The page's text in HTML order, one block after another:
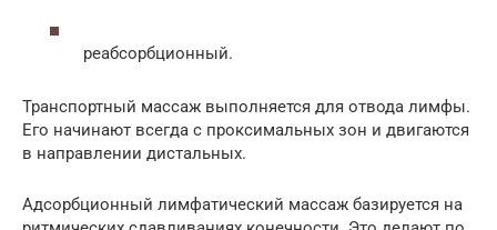
реабсорбционный.
Транспортный массаж выполняется для отвода лимфы.
Его начинают всегда с проксимальных зон и двигаются
в направлении дистальных.
Адсорбционный лимфатический массаж базируется на